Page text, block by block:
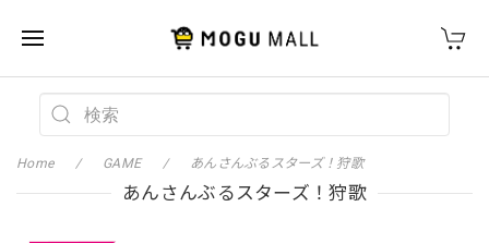
Home GAME あんさんぶるスターズ！狩歌
あんさんぶるスターズ！狩歌